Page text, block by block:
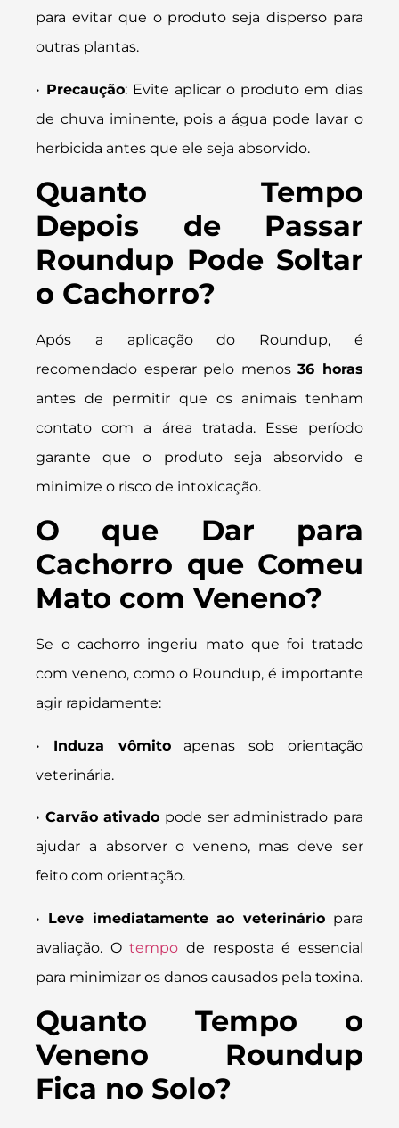
para evitar que o produto seja disperso para
outras plantas.
• Precaução: Evite aplicar o produto em dias
de chuva iminente, pois a água pode lavar o
herbicida antes que ele seja absorvido.
Quanto Tempo
Depois de Passar
Roundup Pode Soltar
o Cachorro?
Após a aplicação do Roundup, é
recomendado esperar pelo menos36 horas
antes de permitir que os animais tenham
contato com a área tratada. Esse período
garante que o produto seja absorvido e
minimize o risco de intoxicação.
O que Dar para
Cachorro que Comeu
Mato com Veneno?
Se o cachorro ingeriu mato que foi tratado
com veneno, como o Roundup, é importante
agir rapidamente:
• Induza vômitoapenas sob orientação
veterinária.
• Carvão ativado pode ser administrado para
ajudar a absorver o veneno, mas deve ser
feito com orientação.
• Leve imediatamente ao veterináriopara
avaliação. Otempo de resposta é essencial
para minimizar os danos causados pela toxina.
Quanto Tempo o
Veneno Roundup
Fica no Solo?